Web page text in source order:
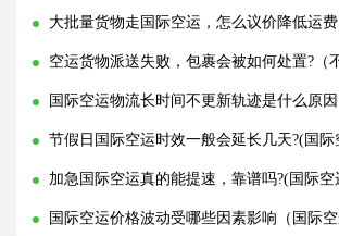
大批量货物走国际空运，怎么议价降低运
空运货物派送失败，包裹会被如何处置?（
国际空运物流长时间不更新轨迹是什么原
节假日国际空运时效一般会延长几天?(国
加急国际空运真的能提速，靠谱吗?(国际
国际空运价格波动受哪些因素影响（国际空